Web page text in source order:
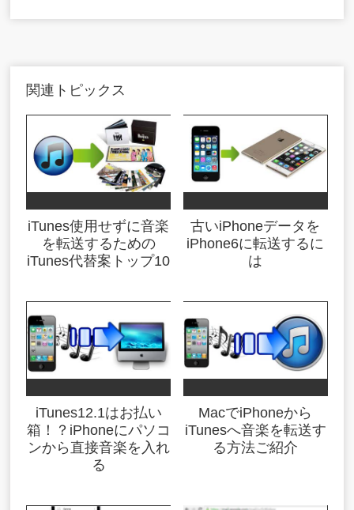
関連トピックス
iTunes使用せずに音楽
を転送するための
iTunes代替案トップ10
古いiPhoneデータを
iPhone6に転送するに
は
iTunes12.1はお払い
箱！？iPhoneにパソコ
ンから直接音楽を入れ
る
MacでiPhoneから
iTunesへ音楽を転送す
る方法ご紹介